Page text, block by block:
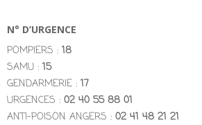
N° D’URGENCE
POMPIERS : 18
SAMU : 15
GENDARMERIE : 17
URGENCES : 02 40 55 88 01
ANTI-POISON ANGERS : 02 41 48 21 21